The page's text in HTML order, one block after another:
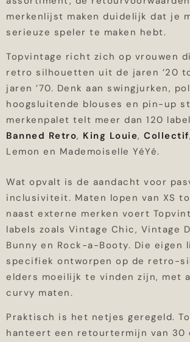
merkenlijst maken duidelijk dat je
serieuze speler te maken hebt.
Topvintage richt zich op vrouwen
retro silhouetten uit de jaren ’20
jaren ’70. Denk aan swingjurken,
hoogsluitende blouses en pin-up
merkenpalet telt meer dan 120
Banned Retro, King Louie, Collectif
Lemon en Mademoiselle YéYé.
Wat opvalt is de aandacht voor
inclusiviteit. Maten lopen van XS
naast externe merken voert
labels zoals Vintage Chic, Vintage
Bunny en Rock-a-Booty. Die eigen
specifiek ontworpen op de retro-
elders moeilijk te vinden zijn, met
curvy maten.
Praktisch is het netjes geregeld.
hanteert een retourtermijn van 30